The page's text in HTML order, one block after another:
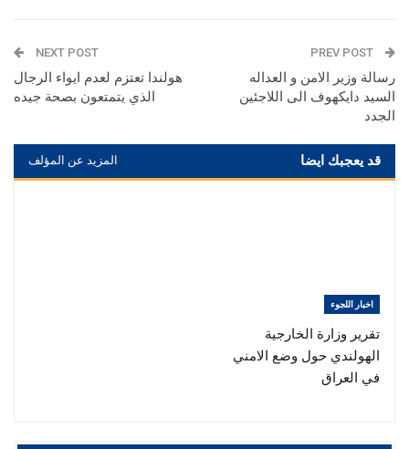
رسالة وزير الامن و العداله
السيد دايكهوف الى اللاجئين
الجدد
NEXT POST
هولندا تعتزم لعدم ايواء الرجال
الذي يتمتعون بصحة جيده
قد يعجبك ايضا المزيد عن المؤلف
اخبار اللجوء
تقرير وزارة الخارجية
الهولندي حول وضع الامني
في العراق